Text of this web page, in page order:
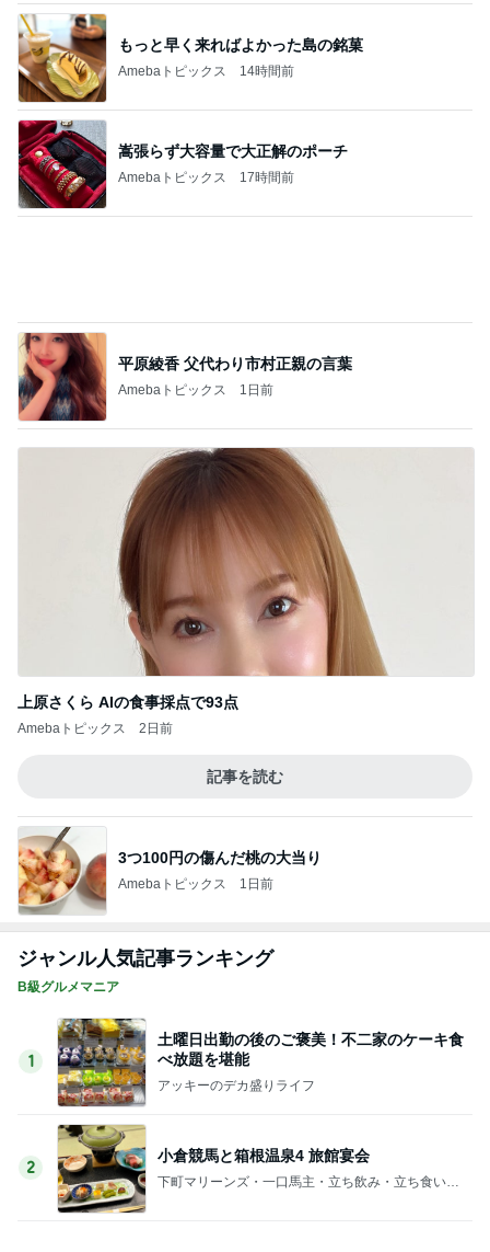
もっと早く来ればよかった島の銘菓
Amebaトピックス 14時間前
嵩張らず大容量で大正解のポーチ
Amebaトピックス 17時間前
平原綾香 父代わり市村正親の言葉
Amebaトピックス 1日前
上原さくら AIの食事採点で93点
Amebaトピックス 2日前
記事を読む
3つ100円の傷んだ桃の大当り
Amebaトピックス 1日前
ジャンル人気記事ランキング
B級グルメマニア
1
土曜日出勤の後のご褒美！不二家のケーキ食
べ放題を堪能
アッキーのデカ盛りライフ
2
小倉競馬と箱根温泉4 旅館宴会
下町マリーンズ・一口馬主・立ち飲み・立ち食いそ